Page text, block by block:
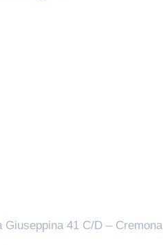
Giuseppina 41 C/D – Cremona